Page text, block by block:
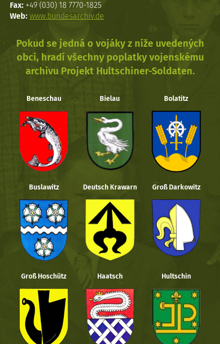
Fax: +49 (030) 18 7770-1825
Web: www.bundesarchiv.de
Pokud se jedná o vojáky z níže uvedených
obcí, hradí všechny poplatky vojenskému
archivu Projekt Hultschiner-Soldaten.
Beneschau Bielau Bolatitz
Buslawitz Deutsch Krawarn Groß Darkowitz
Groß Hoschütz Haatsch Hultschin